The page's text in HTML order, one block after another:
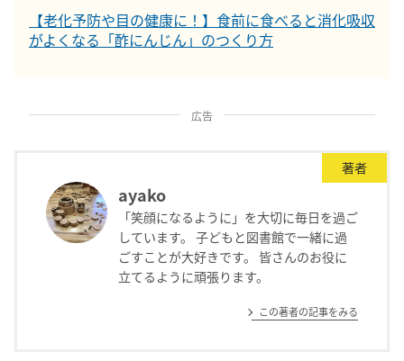
【老化予防や目の健康に！】食前に食べると消化吸収
がよくなる「酢にんじん」のつくり方
広告
著者
ayako
「笑顔になるように」を大切に毎日を過ご
しています。 子どもと図書館で一緒に過
ごすことが大好きです。 皆さんのお役に
立てるように頑張ります。
この著者の記事をみる